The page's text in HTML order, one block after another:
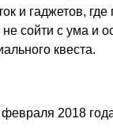
и гаджетов,
сойти с ума и
квеста.
февраля 2018